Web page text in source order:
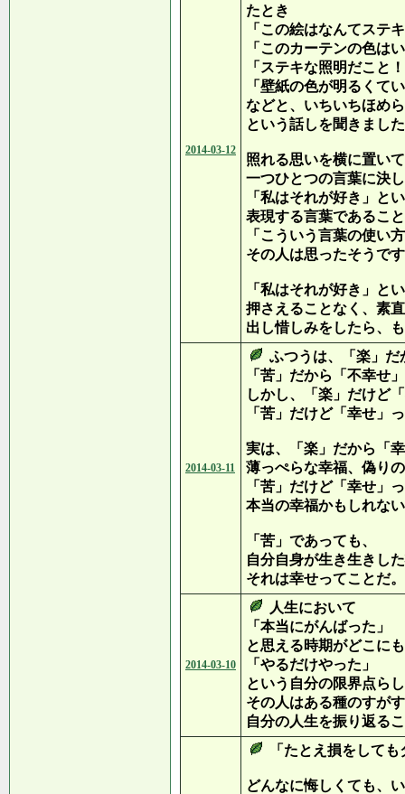
2014-03-12
たとき
「この絵はなんてステ
「このカーテンの色は
「ステキな照明だこと
「壁紙の色が明るくて
などと、いちいちほめ
という話しを聞きまし
照れる思いを横に置い
一つひとつの言葉に決
「私はそれが好き」と
表現する言葉であるこ
「こういう言葉の使い
その人は思ったそうで
「私はそれが好き」と
押さえることなく、素
出し惜しみをしたら、
2014-03-11
ふつうは、「楽」だ
「苦」だから「不幸せ
しかし、「楽」だけど
「苦」だけど「幸せ」
実は、「楽」だから「
薄っぺらな幸福、偽り
「苦」だけど「幸せ」
本当の幸福かもしれな
「苦」であっても、
自分自身が生き生きし
それは幸せってことだ。
2014-03-10
人生において
「本当にがんばった」
と思える時期がどこに
「やるだけやった」
という自分の限界点ら
その人はある種のすが
自分の人生を振り返る
「たとえ損をして
どんなに悔しくても、